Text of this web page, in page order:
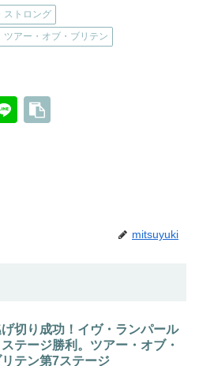
ストロング
ツアー・オブ・ブリテン
mitsuyuki
切り成功！イヴ・ランパール
ステージ勝利。ツアー・オブ・
リテン第7ステージ